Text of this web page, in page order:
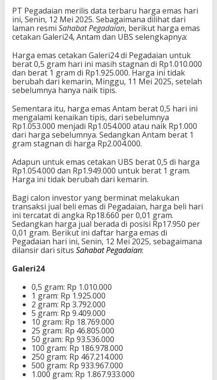
PT Pegadaian merilis data terbaru harga emas hari
ini, Senin, 12 Mei 2025. Sebagaimana dilihatdari
laman resmi Sahabat Pegadaian, berikut harga emas
cetakan Galeri24, Antam dan UBS selengkapnya:
Harga emas cetakan Galeri24 di Pegadaian untuk
berat 0,5 gram hari ini masih stagnan di Rp1.010.000
dan berat 1 gram di Rp1.925.000. Harga ini tidak
berubah dari kemarin, Minggu, 11 Mei 2025, setelah
sebelumnya hanya naik tipis.
Sementara itu, harga emas Antam berat 0,5 hari ini
mengalami kenaikan tipis, dari sebelumnya
Rp1.053.000 menjadi Rp1.054.000 atau naik Rp1.000
dari harga sebelumnya. Sedangkan Antam berat 1
gram stagnan di harga Rp2.004.000.
Adapun untuk emas cetakan UBS berat 0,5 di harga
Rp1.054.000 dan Rp1.949.000 untuk berat 1 gram.
Harga ini tidak berubah dari kemarin.
Bagi calon investor yang berminat melakukan
transaksi jual beli emas di Pegadaian, harga beli hari
ini tercatat di angka Rp18.660 per 0,01 gram.
Sedangkan harga jual berada di posisi Rp17.950 per
0,01 gram. Berikut ini daftar harga emas di
Pegadaian hari ini, Senin, 12 Mei 2025, sebagaimana
dilansir dari situs Sahabat Pegadaian:
Galeri24
0,5 gram: Rp 1.010.000
1 gram: Rp 1.925.000
2 gram: Rp 3.792.000
5 gram: Rp 9.409.000
10 gram: Rp 18.769.000
25 gram: Rp 46.805.000
50 gram: Rp 93.536.000
100 gram: Rp 186.978.000
250 gram: Rp 467.214.000
500 gram: Rp 933.967.000
1.000 gram: Rp 1.867.933.000